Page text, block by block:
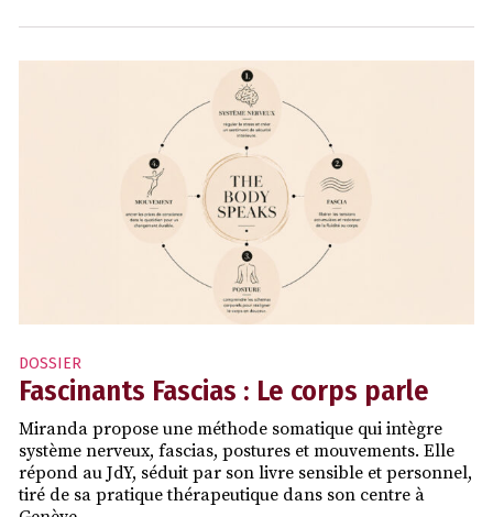
DOSSIER
Fascinants Fascias : Le corps parle
Miranda propose une méthode somatique qui intègre
système nerveux, fascias, postures et mouvements. Elle
répond au JdY, séduit par son livre sensible et personnel,
tiré de sa pratique thérapeutique dans son centre à